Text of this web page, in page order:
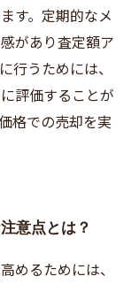
す。定期的なメ
があり査定額ア
行うためには、
評価することが
格での売却を実
意点とは？
めるためには、